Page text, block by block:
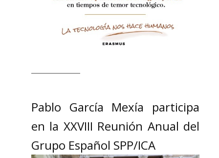
Pablo García Mexía participa
en la XXVIII Reunión Anual del
Grupo Español SPP/ICA